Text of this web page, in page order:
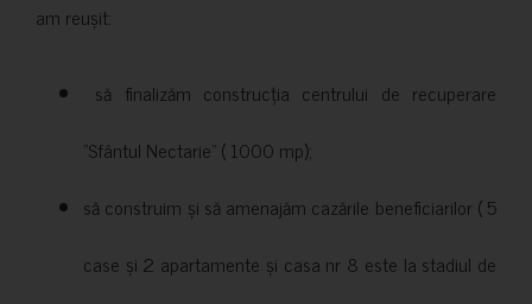
am reușit:
să finalizăm construcția centrului de recuperare
”Sfântul Nectarie” ( 1000 mp);
să construim și să amenajăm cazările beneficiarilor ( 5
case și 2 apartamente și casa nr 8 este la stadiul de